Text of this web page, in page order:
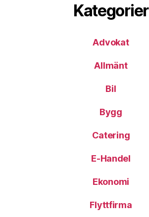
Kategorier
Advokat
Allmänt
Bil
Bygg
Catering
E-Handel
Ekonomi
Flyttfirma